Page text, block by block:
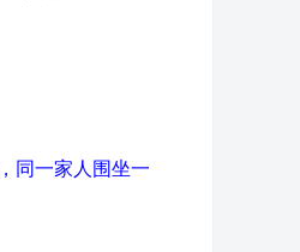
同一家人围坐一